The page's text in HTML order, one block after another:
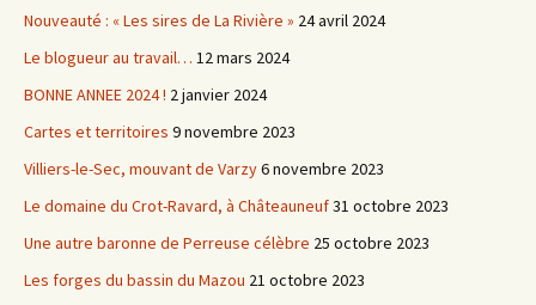
Nouveauté : « Les sires de La Rivière » 24 avril 2024
Le blogueur au travail… 12 mars 2024
BONNE ANNEE 2024 ! 2 janvier 2024
Cartes et territoires 9 novembre 2023
Villiers-le-Sec, mouvant de Varzy6 novembre 2023
Le domaine du Crot-Ravard, à Châteauneuf31 octobre 2023
Une autre baronne de Perreuse célèbre 25 octobre 2023
Les forges du bassin du Mazou 21 octobre 2023